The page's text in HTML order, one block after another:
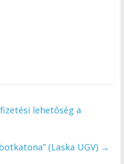
lehetőség a
(Laska UGV) →